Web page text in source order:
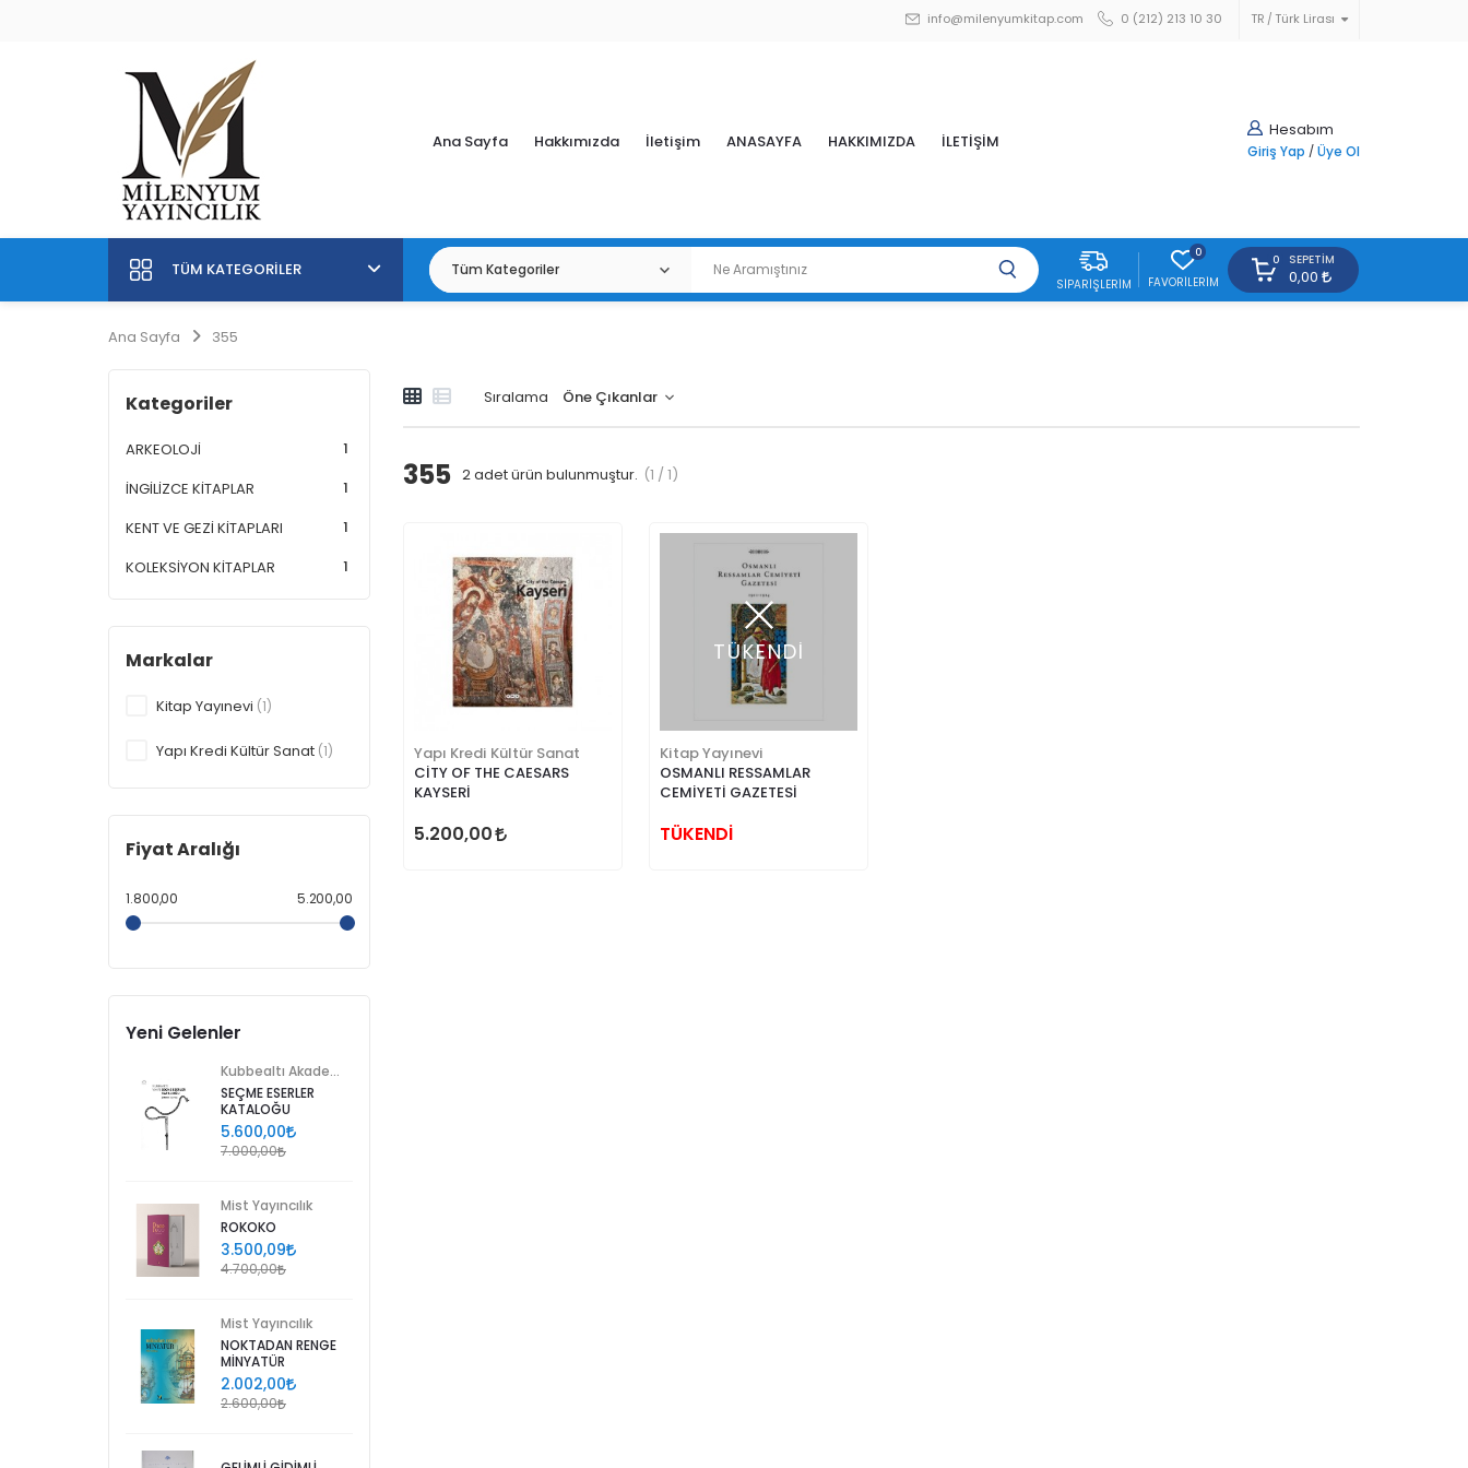
TR Türk Lirası
info@milenyumkitap.com 0 (212) 213 10 30
Hesabım
Giriş Yap / Üye Ol
Ana Sayfa Hakkımızda İletişim ANASAYFA HAKKIMIZDA İLETİŞİM
TÜM KATEGORILER
SIPARIŞLERIM
0
FAVORILERIM
0 SEPETIM
0,00
Ana Sayfa 355
Sıralama
355 2 adet ürün bulunmuştur. (1 / 1)
Yapı Kredi Kültür Sanat
CİTY OF THE CAESARS
KAYSERİ
5.200,00
TÜKENDİ
Kitap Yayınevi
OSMANLI RESSAMLAR
CEMİYETİ GAZETESİ
TÜKENDİ
Kategoriler
ARKEOLOJİ 1
İNGİLİZCE KİTAPLAR 1
KENT VE GEZİ KİTAPLARI 1
KOLEKSİYON KİTAPLAR 1
Markalar
Kitap Yayınevi (1)
Yapı Kredi Kültür Sanat (1)
Fiyat Aralığı
1.800,00 5.200,00
Yeni Gelenler
SEÇME ESERLER
KATALOĞU
5.600,00
7.000,00
Mist Yayıncılık
ROKOKO
3.500,09
4.700,00
Mist Yayıncılık
NOKTADAN RENGE
MİNYATÜR
2.002,00
2.600,00